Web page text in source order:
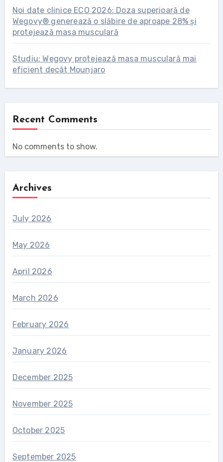
Noi date clinice ECO 2026: Doza superioară de
Wegovy® generează o slăbire de aproape 28% și
protejează masa musculară
Studiu: Wegovy protejează masa musculară mai
eficient decât Mounjaro
Recent Comments
No comments to show.
Archives
July 2026
May 2026
April 2026
March 2026
February 2026
January 2026
December 2025
November 2025
October 2025
September 2025